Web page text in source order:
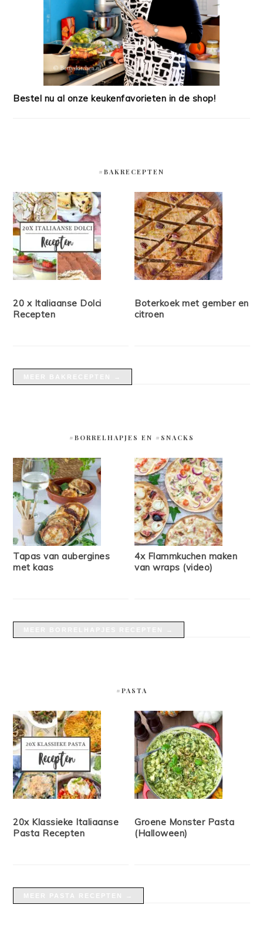
Bestel nu al onze keukenfavorieten in de shop!
#BAKRECEPTEN
20 x Italiaanse Dolci
Recepten
Boterkoek met gember en
citroen
#BORRELHAPJES EN #SNACKS
Tapas van aubergines
met kaas
4x Flammkuchen maken
van wraps (video)
#PASTA
20x Klassieke Italiaanse
Pasta Recepten
Groene Monster Pasta
(Halloween)